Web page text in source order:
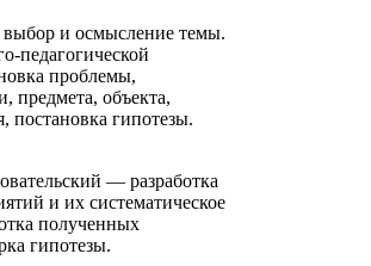
и осмысление темы.
педагогической
проблемы,
предмета, объекта,
постановка гипотезы.
— разработка
и их систематическое
полученных
гипотезы.